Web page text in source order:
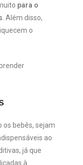
para o
. Além disso,
o
os bebês, sejam
ao
já que
à